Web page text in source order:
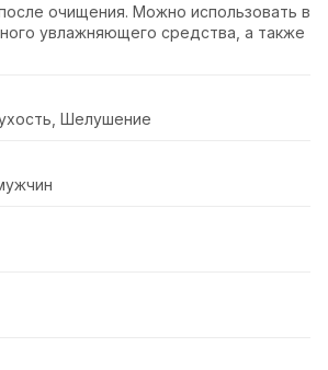
очищения. Можно использовать в
увлажняющего средства, а также
Шелушение